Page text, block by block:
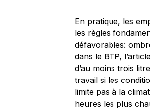
En pratique, les
les règles
défavorables:
dans le BTP,
d’au moins trois
travail si les
limite pas à la
heures les plus